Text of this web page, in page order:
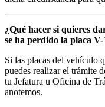
¿Qué hacer si quieres
se ha perdido la placa V-
Si las placas del vehículo
puedes realizar el trámite
tu Jefatura u Oficina de
anotemos.